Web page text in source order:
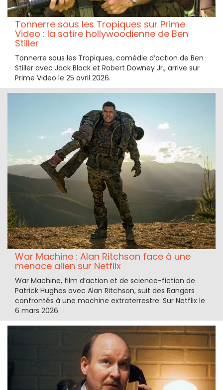
Tonnerre sous les Tropiques sur Prime
Video : la satire hollywoodienne de Ben
Stiller
Tonnerre sous les Tropiques, comédie d’action de Ben
Stiller avec Jack Black et Robert Downey Jr., arrive sur
Prime Video le 25 avril 2026.
War Machine : Alan Ritchson face à une
menace alien sur Netflix
War Machine, film d’action et de science-fiction de
Patrick Hughes avec Alan Ritchson, suit des Rangers
confrontés à une machine extraterrestre. Sur Netflix le
6 mars 2026.